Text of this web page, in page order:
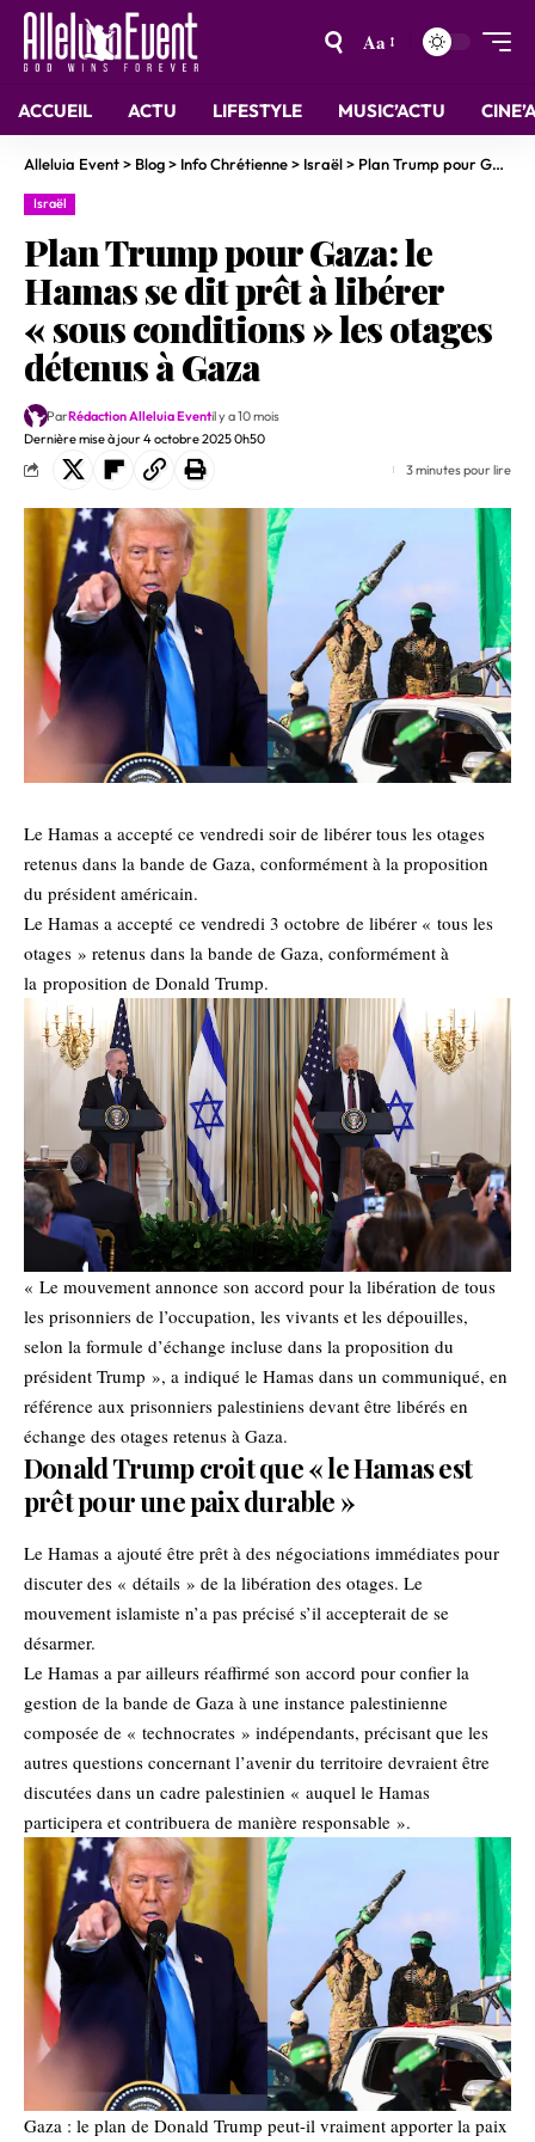
Aa
ACCUEIL ACTU LIFESTYLE MUSIC’ACTU
Alleluia Event> Blog> Info Chrétienne> Israël> Plan Trump pour Gaza: le Hamas se dit prêt à libérer « sous conditions » les otages détenus à Gaza
Israël
Plan Trump pour Gaza: le
Hamas se dit prêt à libérer
« sous conditions » les otages
détenus à Gaza
Dernière mise à jour 4 octobre 2025 0h50
ParRédaction Alleluia Eventil y a 10 mois
3 minutes pour lire
Le Hamas a accepté ce vendredi soir de libérer tous les otages
retenus dans la bande de Gaza, conformément à la proposition
du président américain.
Le Hamas a accepté ce vendredi 3 octobre de libérer « tous les
otages » retenus dans la bande de Gaza, conformément à
la proposition de Donald Trump.
« Le mouvement annonce son accord pour la libération de tous
les prisonniers de l’occupation, les vivants et les dépouilles,
selon la formule d’échange incluse dans la proposition du
président Trump », a indiqué le Hamas dans un communiqué, en
référence aux prisonniers palestiniens devant être libérés en
échange des otages retenus à Gaza.
Donald Trump croit que « le Hamas est
prêt pour une paix durable »
Le Hamas a ajouté être prêt à des négociations immédiates pour
discuter des « détails » de la libération des otages. Le
mouvement islamiste n’a pas précisé s’il accepterait de se
désarmer.
Le Hamas a par ailleurs réaffirmé son accord pour confier la
gestion de la bande de Gaza à une instance palestinienne
composée de « technocrates » indépendants, précisant que les
autres questions concernant l’avenir du territoire devraient être
discutées dans un cadre palestinien « auquel le Hamas
participera et contribuera de manière responsable ».
Gaza : le plan de Donald Trump peut-il vraiment apporter la paix